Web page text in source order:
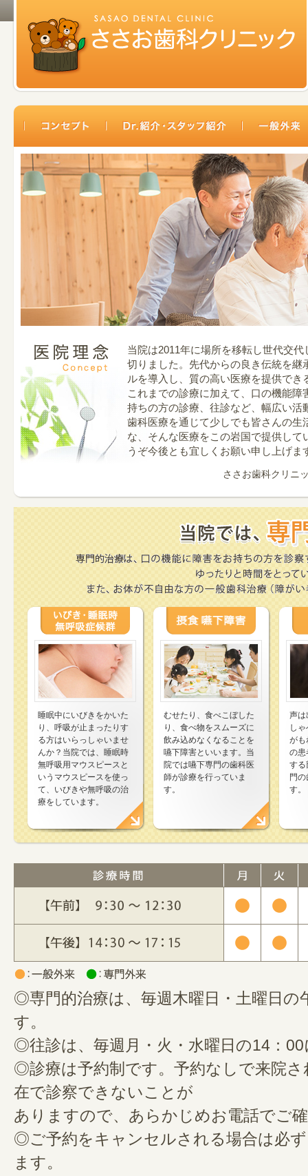
当院は2011年に場所を移転し世代交
切りました。先代からの良き伝統を継
ルを導入し、質の高い医療を提供でき
これまでの診療に加えて、口の機能障
持ちの方の診療、往診など、幅広い活
歯科医療を通じて少しでも皆さんの生
な、そんな医療をこの岩国で提供して
うぞ今後とも宜しくお願い申し上げま
ささお歯科クリ
睡眠中にいびきをかいた
り、呼吸が止まったりす
る方はいらっしゃいませ
んか？当院では、睡眠時
無呼吸用マウスピースと
いうマウスピースを使っ
て、いびきや無呼吸の治
療をしています。
むせたり、食べこぼした
り、食べ物をスムーズに
飲み込めなくなることを
嚥下障害といいます。当
院では嚥下専門の歯科医
師が診療を行っていま
す。
声は
し
がも
の患
する
門
す。
◎専門的治療は、毎週木曜日・土曜日の
す。
◎往診は、毎週月・火・水曜日の14：
◎診療は予約制です。予約なしで来院さ
在で診察できないことが
ありますので、あらかじめお電話でご
◎ご予約をキャンセルされる場合は必
ます。